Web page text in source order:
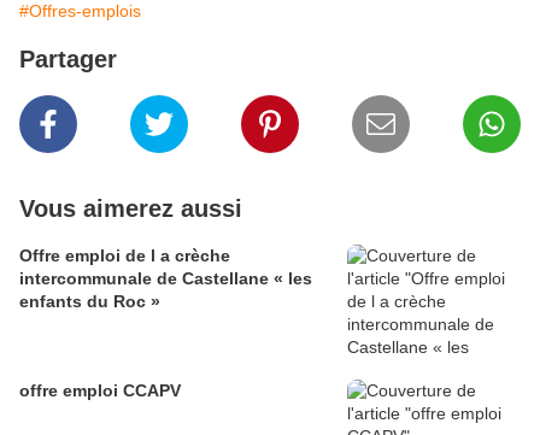
périscolaires et à garantir un encadrement de qualité
pour les enfants du territoire. Les candidats intéressés
sont invités à se rapprocher de la CCAPV pour plus
d’informations sur les modalités de candidature et les
profils recherchés.
#Offres-emplois
Partager
Vous aimerez aussi
Offre emploi de l a crèche
intercommunale de Castellane « les
enfants du Roc »
offre emploi CCAPV